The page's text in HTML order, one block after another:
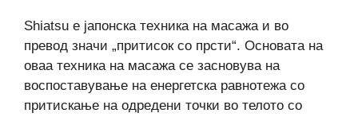
Shiatsu е јапонска техника на масажа и во
превод значи „притисок со прсти“. Основата на
оваа техника на масажа се засновува на
воспоставување на енергетска равнотежа со
притискање на одредени точки во телото со